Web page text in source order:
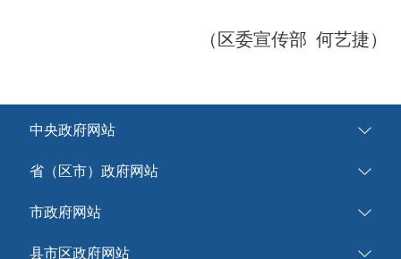
（区委宣传部 何艺捷）
中央政府网站
省（区市）政府网站
市政府网站
县市区政府网站